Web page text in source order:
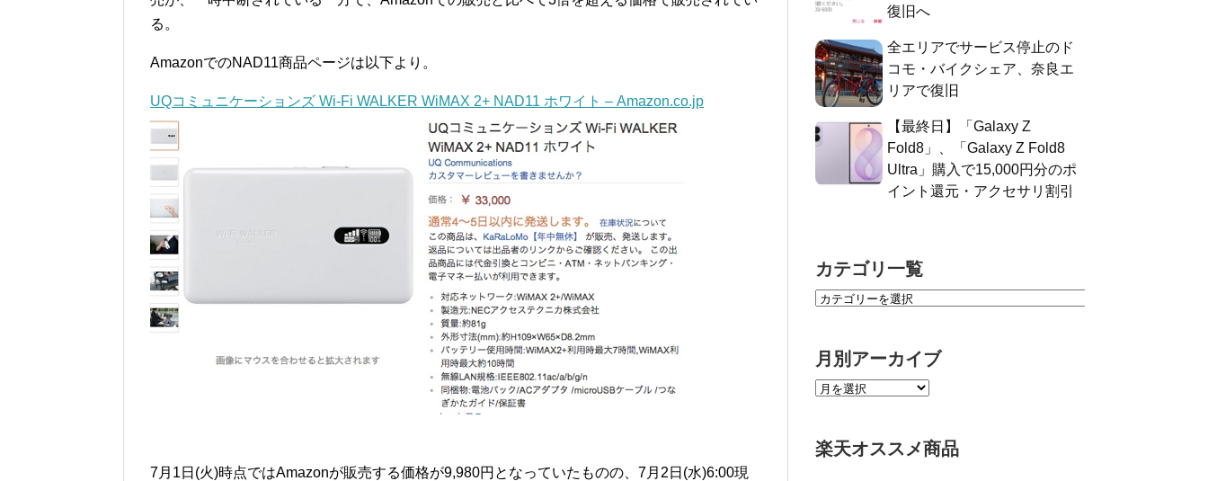
る。
AmazonでのNAD11商品ページは以下より。
UQコミュニケーションズ Wi-Fi WALKER WiMAX 2+ NAD11 ホワイト – Amazon.co.jp
7月1日(火)時点ではAmazonが販売する価格が9,980円となっていたものの、7月2日(水)6:00現
復旧へ
全エリアでサービス停止のド
コモ・バイクシェア、奈良エ
リアで復旧
【最終日】「Galaxy Z
Fold8」、「Galaxy Z Fold8
Ultra」購入で15,000円分のポ
イント還元・アクセサリ割引
カテゴリ一覧
月別アーカイブ
楽天オススメ商品